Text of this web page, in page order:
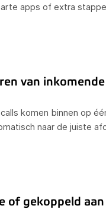
apps of extra
van
komen binnen op
naar de juiste
of gekoppeld